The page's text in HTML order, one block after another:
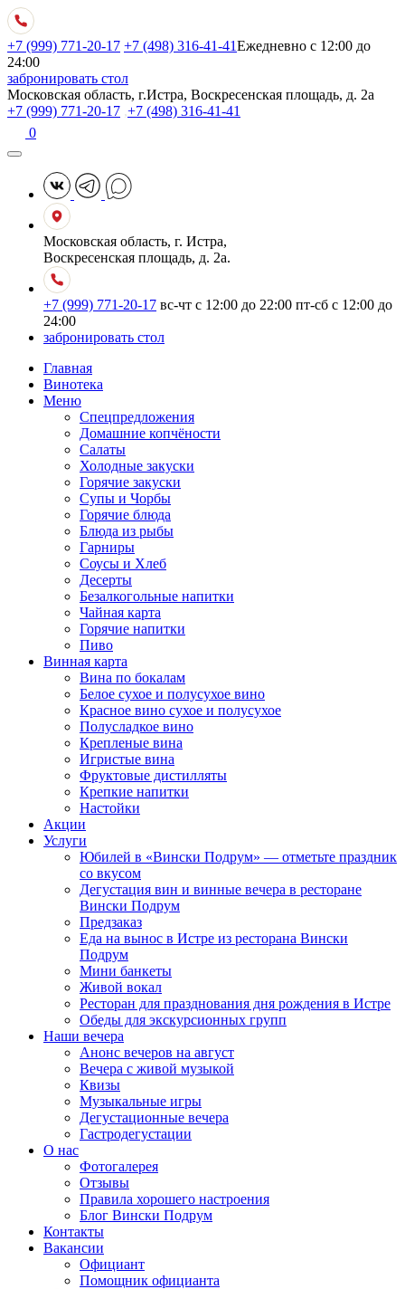
+7 (999) 771-20-17 +7 (498) 316-41-41Ежедневно с 12:00 до
24:00
забронировать стол
Московская область, г.Истра, Воскресенская площадь, д. 2а
+7 (999) 771-20-17 ,+7 (498) 316-41-41
0
Московская область, г. Истра,
Воскресенская площадь, д. 2а.
+7 (999) 771-20-17 вс-чт с 12:00 до 22:00 пт-сб с 12:00 до
24:00
забронировать стол
Главная
Винотека
Меню
Спецпредложения
Домашние копчёности
Салаты
Холодные закуски
Горячие закуски
Супы и Чорбы
Горячие блюда
Блюда из рыбы
Гарниры
Соусы и Хлеб
Десерты
Безалкогольные напитки
Чайная карта
Горячие напитки
Пиво
Винная карта
Вина по бокалам
Белое сухое и полусухое вино
Красное вино сухое и полусухое
Полусладкое вино
Крепленые вина
Игристые вина
Фруктовые дистилляты
Крепкие напитки
Настойки
Акции
Услуги
Юбилей в «Вински Подрум» — отметьте праздник
со вкусом
Дегустация вин и винные вечера в ресторане
Вински Подрум
Предзаказ
Еда на вынос в Истре из ресторана Вински
Подрум
Мини банкеты
Живой вокал
Ресторан для празднования дня рождения в Истре
Обеды для экскурсионных групп
Наши вечера
Анонс вечеров на август
Вечера с живой музыкой
Квизы
Музыкальные игры
Дегустационные вечера
Гастродегустации
О нас
Фотогалерея
Отзывы
Правила хорошего настроения
Блог Вински Подрум
Контакты
Вакансии
Официант
Помощник официанта